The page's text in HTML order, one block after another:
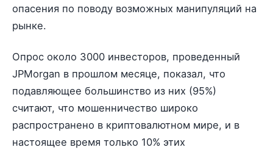
опасения по поводу возможных манипуляций на
рынке.
Опрос около 3000 инвесторов, проведенный
JPMorgan в прошлом месяце, показал, что
подавляющее большинство из них (95%)
считают, что мошенничество широко
распространено в криптовалютном мире, и в
настоящее время только 10% этих